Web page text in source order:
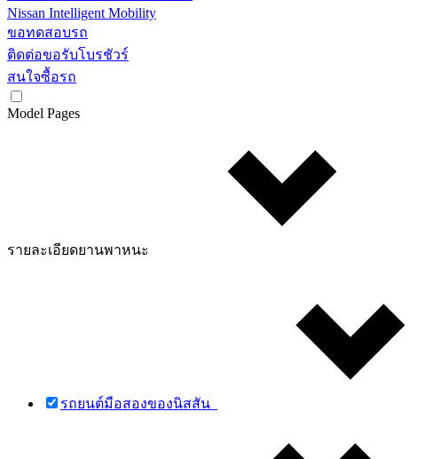
Nissan Intelligent Mobility
ขอทดสอบรถ
ติดต่อขอรับโบรชัวร์
สนใจซื้อรถ
Model Pages
รายละเอียดยานพาหนะ
รถยนต์มือสองของนิสสัน